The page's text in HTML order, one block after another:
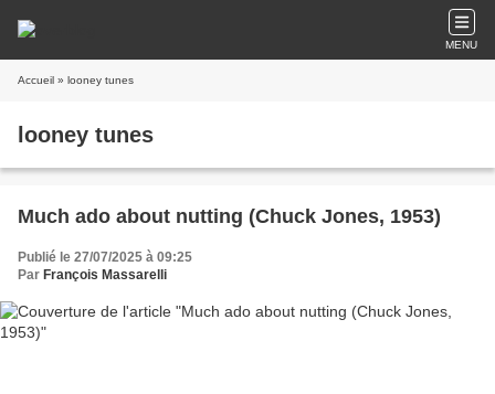
MENU
Accueil » looney tunes
looney tunes
Much ado about nutting (Chuck Jones, 1953)
Publié le 27/07/2025 à 09:25
Par François Massarelli